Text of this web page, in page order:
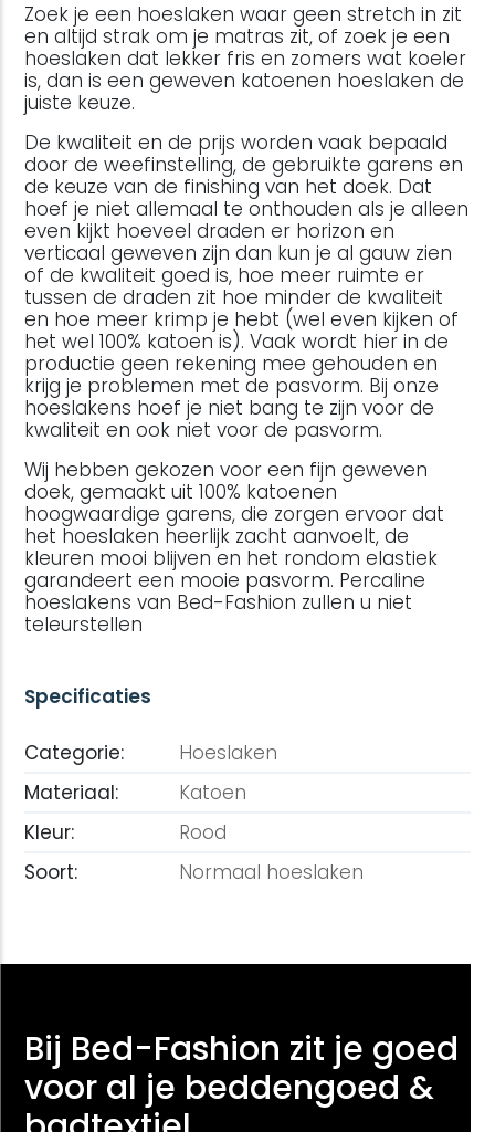
Zoek je een hoeslaken waar geen stretch in zit
en altijd strak om je matras zit, of zoek je een
hoeslaken dat lekker fris en zomers wat koeler
is, dan is een geweven katoenen hoeslaken de
juiste keuze.
De kwaliteit en de prijs worden vaak bepaald
door de weefinstelling, de gebruikte garens en
de keuze van de finishing van het doek. Dat
hoef je niet allemaal te onthouden als je alleen
even kijkt hoeveel draden er horizon en
verticaal geweven zijn dan kun je al gauw zien
of de kwaliteit goed is, hoe meer ruimte er
tussen de draden zit hoe minder de kwaliteit
en hoe meer krimp je hebt (wel even kijken of
het wel 100% katoen is). Vaak wordt hier in de
productie geen rekening mee gehouden en
krijg je problemen met de pasvorm. Bij onze
hoeslakens hoef je niet bang te zijn voor de
kwaliteit en ook niet voor de pasvorm.
Wij hebben gekozen voor een fijn geweven
doek, gemaakt uit 100% katoenen
hoogwaardige garens, die zorgen ervoor dat
het hoeslaken heerlijk zacht aanvoelt, de
kleuren mooi blijven en het rondom elastiek
garandeert een mooie pasvorm. Percaline
hoeslakens van Bed-Fashion zullen u niet
teleurstellen
Specificaties
Categorie:
Hoeslaken
Materiaal:
Katoen
Kleur:
Rood
Soort:
Normaal hoeslaken
Bij Bed-Fashion zit je goed
voor al je beddengoed &